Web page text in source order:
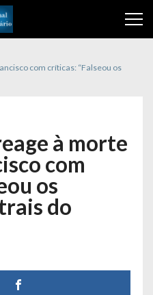
com críticas: “Falseou os
à morte
com
os
do